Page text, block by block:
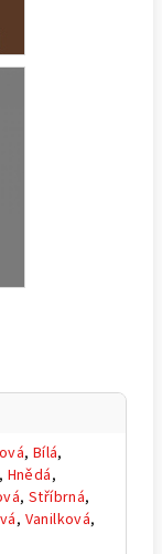
, Bílá,
, Hnědá,
,Stříbrná,
, Vanilková,